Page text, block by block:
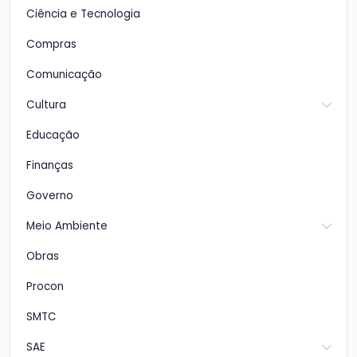
Ciência e Tecnologia
Compras
Comunicação
Cultura
Educação
Finanças
Governo
Meio Ambiente
Obras
Procon
SMTC
SAE